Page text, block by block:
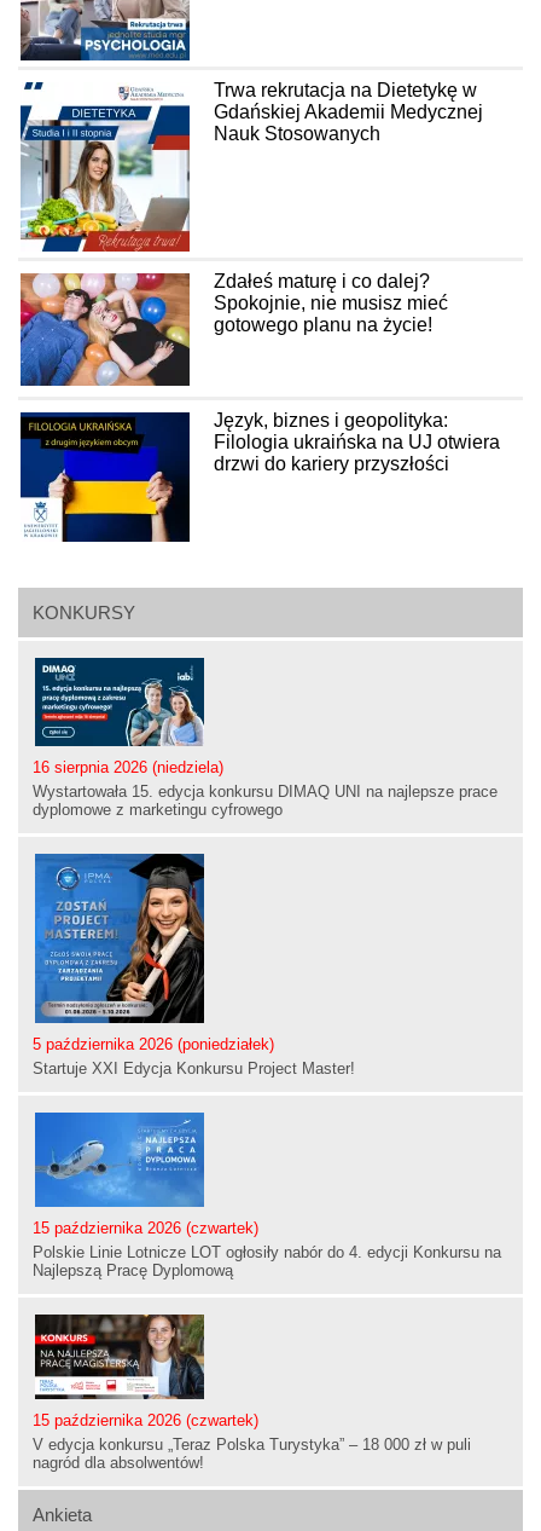
KONKURSY
16 sierpnia 2026 (niedziela)
Wystartowała 15. edycja konkursu DIMAQ UNI na najlepsze prace
dyplomowe z marketingu cyfrowego
5 października 2026 (poniedziałek)
Startuje XXI Edycja Konkursu Project Master!
15 października 2026 (czwartek)
Polskie Linie Lotnicze LOT ogłosiły nabór do 4. edycji Konkursu na
Najlepszą Pracę Dyplomową
15 października 2026 (czwartek)
V edycja konkursu „Teraz Polska Turystyka” – 18 000 zł w puli
nagród dla absolwentów!
Ankieta
Trwa rekrutacja na Dietetykę w
Gdańskiej Akademii Medycznej
Nauk Stosowanych
Zdałeś maturę i co dalej?
Spokojnie, nie musisz mieć
gotowego planu na życie!
Język, biznes i geopolityka:
Filologia ukraińska na UJ otwiera
drzwi do kariery przyszłości